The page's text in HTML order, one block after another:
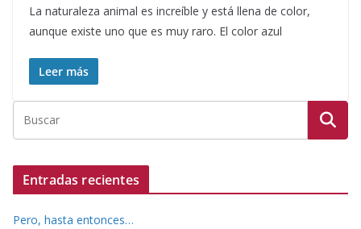
La naturaleza animal es increíble y está llena de color,
aunque existe uno que es muy raro. El color azul
Leer más
Entradas recientes
Pero, hasta entonces…